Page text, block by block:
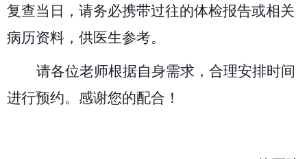
复查当日，请务必携带过往的体检报告或相关
病历资料，供医生参考。
请各位老师根据自身需求，合理安排时间
进行预约。感谢您的配合！